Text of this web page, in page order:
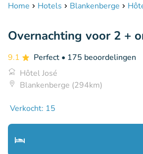
Home Hotels Blankenberge
Overnachting voor 2 +
9.1 Perfect • 175 beoordelingen
Hôtel José
Blankenberge (294km)
Verkocht: 15